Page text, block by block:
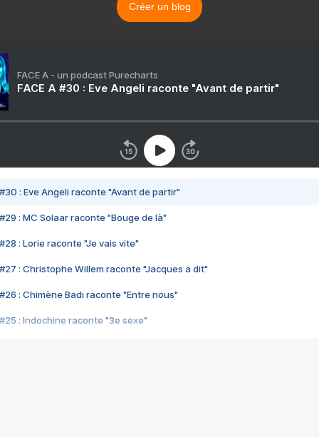
Créer un blog
FACE A - un podcast Purecharts
FACE A #30 : Eve Angeli raconte "Avant de partir"
#30 : Eve Angeli raconte "Avant de partir"
#29 : MC Solaar raconte "Bouge de là"
#28 : Lorie raconte "Je vais vite"
#27 : Christophe Willem raconte "Jacques a dit"
#26 : Chimène Badi raconte "Entre nous"
#25 : Indochine raconte "3e sexe"